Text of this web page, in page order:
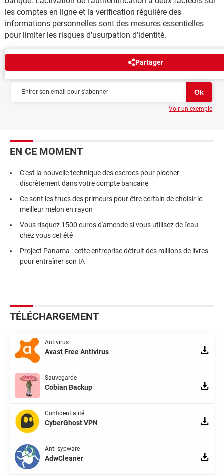
les comptes en ligne et la vérification régulière des
informations personnelles sont des mesures essentielles
pour limiter les risques d'usurpation d'identité.
Partager
NEWSLETTER
Voir un exemple
EN CE MOMENT
C'est la nouvelle technique des escrocs pour piocher
discrètement dans votre compte bancaire
Ce sont les trucs des primeurs pour être certain de choisir le
meilleur melon en rayon
Vous risquez 1500 euros d'amende si vous utilisez de l'eau
chez vous cet été
Project Panama : cette entreprise détruit des millions de livres
pour entraîner son IA
TÉLÉCHARGEMENT
Antivirus
Avast Free Antivirus
Sauvegarde
Cobian Backup
Confidentialité
CyberGhost VPN
Anti-sypware
AdwCleaner